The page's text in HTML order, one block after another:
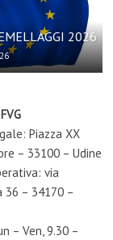
2026
Piazza XX
– 33100 – Udine
via
36 – 34170 –
– Ven, 9.30 –